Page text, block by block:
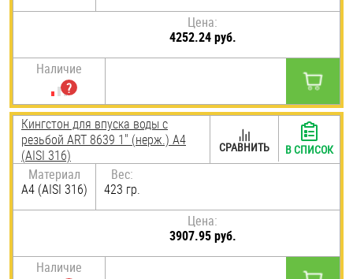
Цена:
4252.24 руб.
Наличие
Кингстон для впуска воды с
резьбой ART 8639 1" (нерж.) A4
(AISI 316)
Материал
A4 (AISI 316)
Вес:
423 гр.
Цена:
3907.95 руб.
Наличие
СРАВНИТЬ В СПИСОК